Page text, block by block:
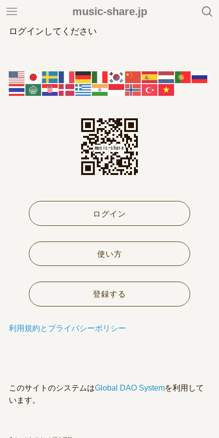
music-share.jp
ログインしてください
ログイン
使い方
登録する
利用規約とプライバシーポリシー
このサイトのシステムはGlobal DAO Systemを利用して
います。